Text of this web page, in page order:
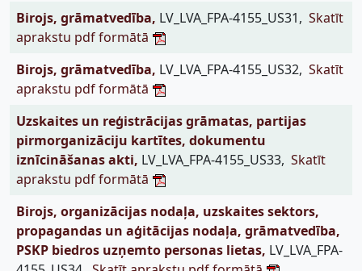
Birojs, grāmatvedība, LV_LVA_FPA-4155_US31, Skatīt
aprakstu pdf formātā
Birojs, grāmatvedība, LV_LVA_FPA-4155_US32, Skatīt
aprakstu pdf formātā
Uzskaites un reģistrācijas grāmatas, partijas
pirmorganizāciju kartītes, dokumentu
iznīcināšanas akti, LV_LVA_FPA-4155_US33, Skatīt
aprakstu pdf formātā
Birojs, organizācijas nodaļa, uzskaites sektors,
propagandas un aģitācijas nodaļa, grāmatvedība,
PSKP biedros uzņemto personas lietas, LV_LVA_FPA-